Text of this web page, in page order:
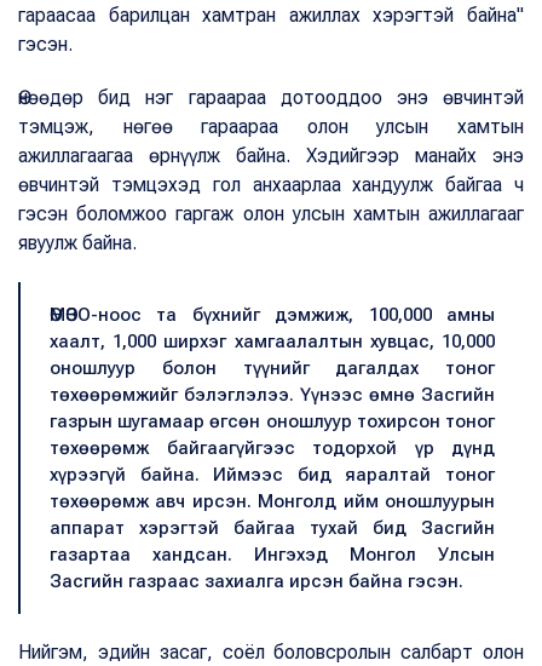
гараасаа барилцан хамтран ажиллах хэрэгтэй байна"
гэсэн.
Өнөөдөр бид нэг гараараа дотооддоо энэ өвчинтэй
тэмцэж, нөгөө гараараа олон улсын хамтын
ажиллагаагаа өрнүүлж байна. Хэдийгээр манайх энэ
өвчинтэй тэмцэхэд гол анхаарлаа хандуулж байгаа ч
гэсэн боломжоо гаргаж олон улсын хамтын ажиллагааг
явуулж байна.
ӨМӨЗО-ноос та бүхнийг дэмжиж, 100,000 амны
хаалт, 1,000 ширхэг хамгаалалтын хувцас, 10,000
оношлуур болон түүнийг дагалдах тоног
төхөөрөмжийг бэлэглэлээ. Үүнээс өмнө Засгийн
газрын шугамаар өгсөн оношлуур тохирсон тоног
төхөөрөмж байгаагүйгээс тодорхой үр дүнд
хүрээгүй байна. Иймээс бид яаралтай тоног
төхөөрөмж авч ирсэн. Монголд ийм оношлуурын
аппарат хэрэгтэй байгаа тухай бид Засгийн
газартаа хандсан. Ингэхэд Монгол Улсын
Засгийн газраас захиалга ирсэн байна гэсэн.
Нийгэм, эдийн засаг, соёл боловсролын салбарт олон